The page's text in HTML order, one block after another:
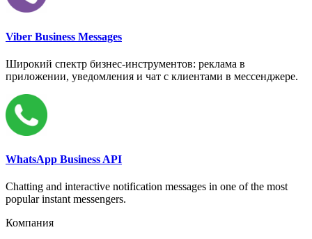
Viber Business Messages
Широкий спектр бизнес-инструментов: реклама в
приложении, уведомления и чат с клиентами в мессенджере.
WhatsApp Business API
Chatting and interactive notification messages in one of the most
popular instant messengers.
Компания